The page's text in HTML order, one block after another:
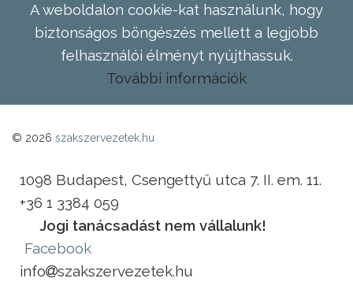
A weboldalon cookie-kat használunk, hogy
biztonságos böngészés mellett a legjobb
felhasználói élményt nyújthassuk.
További információk
© 2026 szakszervezetek.hu
1098 Budapest, Csengettyű utca 7. II. em. 11.
+36 1 3384 059
Jogi tanácsadást nem vállalunk!
Facebook
info
szakszervezetek.hu